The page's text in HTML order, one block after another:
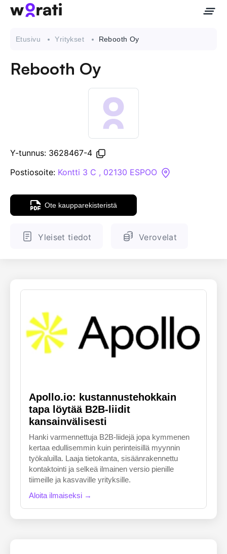
API
Pakotehaku
Etusivu Yritykset Rebooth Oy
Rebooth Oy
Y-tunnus: 3628467-4
Postiosoite: Kontti 3 C , 02130 ESPOO
Ote kaupparekisteristä
Yleiset tiedot Verovelat
Apollo.io: kustannustehokkain
tapa löytää B2B-liidit
kansainvälisesti
Hanki varmennettuja B2B-liidejä jopa kymmenen
kertaa edullisemmin kuin perinteisillä myynnin
työkaluilla. Laaja tietokanta, sisäänrakennettu
kontaktointi ja selkeä ilmainen versio pienille
tiimeille ja kasvaville yrityksille.
Aloita ilmaiseksi →